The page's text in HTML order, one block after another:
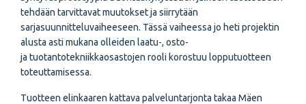
tehdään tarvittavat muutokset ja siirrytään
sarjasuunnitteluvaiheeseen. Tässä vaiheessa jo heti projektin
alusta asti mukana olleiden laatu-, osto-
ja tuotantotekniikkaosastojen rooli korostuu lopputuotteen
toteuttamisessa.
Tuotteen elinkaaren kattava palveluntarjonta takaa Mäen